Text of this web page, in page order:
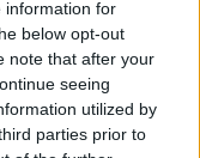
information for
below opt-out
note that after your
seeing
utilized by
parties prior to
è già
il più
punti in una
una franchigia